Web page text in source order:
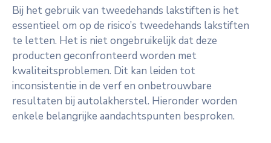
Bij het gebruik van tweedehands lakstiften is het
essentieel om op de risico’s tweedehands lakstiften
te letten. Het is niet ongebruikelijk dat deze
producten geconfronteerd worden met
kwaliteitsproblemen. Dit kan leiden tot
inconsistentie in de verf en onbetrouwbare
resultaten bij autolakherstel. Hieronder worden
enkele belangrijke aandachtspunten besproken.